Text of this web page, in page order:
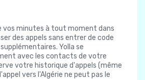
vos minutes à tout moment dans
des appels sans entrer de code
Yolla se
avec les contacts de votre
votre historique d'appels (même
vers l'Algérie ne peut pas le